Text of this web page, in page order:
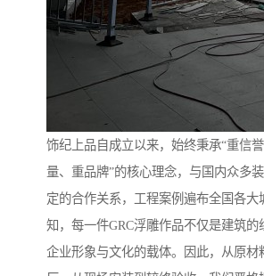
饰纪上品自成立以来，始终秉承“重信
量、重品牌”的核心理念，与国内众多
定的合作关系，工程案例遍布全国各大
知，每一件GRC浮雕作品不仅是建筑的
企业形象与文化的载体。因此，从原材